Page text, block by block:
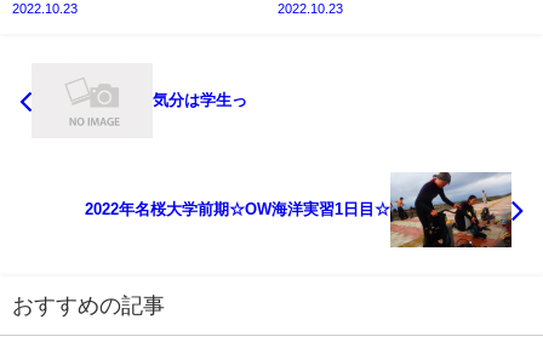
2022.10.23 2022.10.23
気分は学生っ
2022年名桜大学前期☆OW海洋実習1日目☆
おすすめの記事